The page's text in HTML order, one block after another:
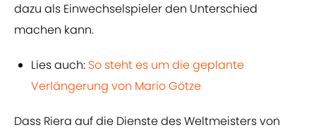
dazu als Einwechselspieler den Unterschied
machen kann.
Lies auch: So steht es um die geplante
Verlängerung von Mario Götze
Dass Riera auf die Dienste des Weltmeisters von